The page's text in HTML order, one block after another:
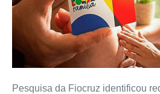
Pesquisa da Fiocruz identificou